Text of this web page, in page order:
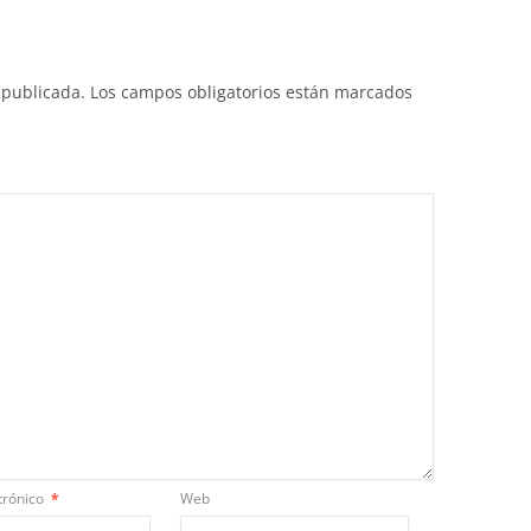
Los campos obligatorios están marcados
* Web